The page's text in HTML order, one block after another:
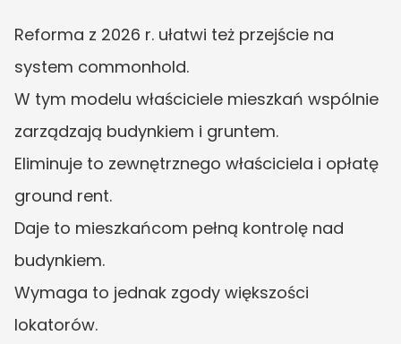
Reforma z 2026 r. ułatwi też przejście na
system commonhold.
W tym modelu właściciele mieszkań wspólnie
zarządzają budynkiem i gruntem.
Eliminuje to zewnętrznego właściciela i opłatę
ground rent.
Daje to mieszkańcom pełną kontrolę nad
budynkiem.
Wymaga to jednak zgody większości
lokatorów.